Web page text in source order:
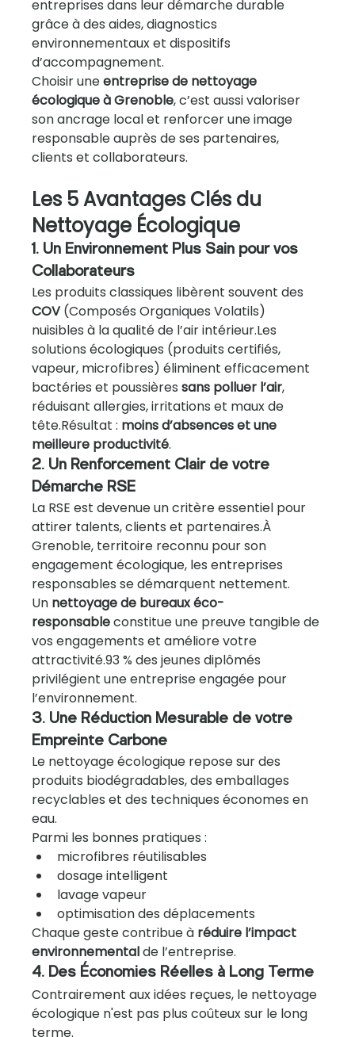
entreprises dans leur démarche durable
grâce à des aides, diagnostics
environnementaux et dispositifs
d’accompagnement.
Choisir une entreprise de nettoyage
écologique à Grenoble, c’est aussi valoriser
son ancrage local et renforcer une image
responsable auprès de ses partenaires,
clients et collaborateurs.
Les 5 Avantages Clés du
Nettoyage Écologique
1. Un Environnement Plus Sain pour vos
Collaborateurs
Les produits classiques libèrent souvent des
COV (Composés Organiques Volatils)
nuisibles à la qualité de l’air intérieur.Les
solutions écologiques (produits certifiés,
vapeur, microfibres) éliminent efficacement
bactéries et poussières sans polluer l’air,
réduisant allergies, irritations et maux de
tête.Résultat : moins d’absences et une
meilleure productivité.
2. Un Renforcement Clair de votre
Démarche RSE
La RSE est devenue un critère essentiel pour
attirer talents, clients et partenaires.À
Grenoble, territoire reconnu pour son
engagement écologique, les entreprises
responsables se démarquent nettement.
Un nettoyage de bureaux éco-
responsable constitue une preuve tangible de
vos engagements et améliore votre
attractivité.93 % des jeunes diplômés
privilégient une entreprise engagée pour
l’environnement.
3. Une Réduction Mesurable de votre
Empreinte Carbone
Le nettoyage écologique repose sur des
produits biodégradables, des emballages
recyclables et des techniques économes en
eau.
Parmi les bonnes pratiques :
microfibres réutilisables
dosage intelligent
lavage vapeur
optimisation des déplacements
Chaque geste contribue à réduire l’impact
environnemental de l’entreprise.
4. Des Économies Réelles à Long Terme
Contrairement aux idées reçues, le nettoyage
écologique n'est pas plus coûteux sur le long
terme.